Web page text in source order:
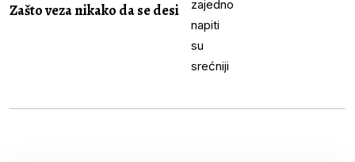
Zašto veza nikako da se desi